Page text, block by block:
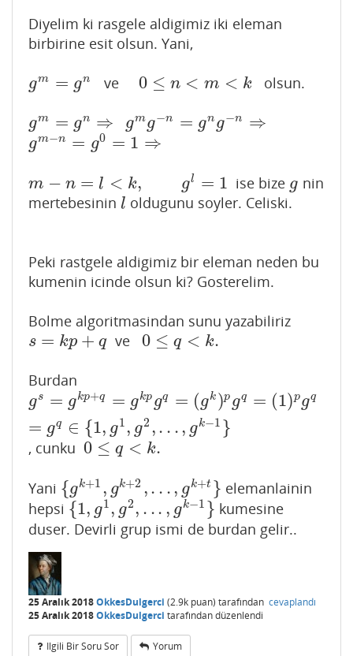
Diyelim ki rasgele aldigimiz iki eleman
birbirine esit olsun. Yani,
gm = gn
gm =gn ve 0 ≤ n < m < k
0≤n<m <k olsun.
gm = gn ⇒
gm =gn ⇒ gmg−n = gn g−n ⇒
gmg−n= gn g−n⇒
gm−n = g0 = 1 ⇒
gm−n =g0 =1 ⇒
m − n = l < k,
m− n=l< k, gl = 1
gl= 1 ise bize g
g nin
mertebesinin l
l oldugunu soyler. Celiski.
Peki rastgele aldigimiz bir eleman neden bu
kumenin icinde olsun ki? Gosterelim.
Bolme algoritmasindan sunu yazabiliriz
s = kp + q
s=kp +q ve0 ≤ q < k.
0≤q<k.
Burdan
gs = gkp+q = gkp gq = (gk )p gq = (1)pgq
= gq ∈ {1, g1, g2 ,. . ., gk−1 }
gs =gk p+q=g kpg q=(gk) pgq=(1)pgq= gq ∈{1,g1,
, cunku 0 ≤ q < k.
0≤q<k.
Yani {gk+1 , gk+2 ,. . ., gk+t }
{ gk+1,g k+2,.. ., g k + t}
elemanlainin
hepsi {1, g1, g2, . .. , gk−1 }
{ 1,g 1,g2,...,gk−1}
kumesine
duser. Devirli grup ismi de burdan gelir..
25 Aralık 2018OkkesDulgerci (2.9k puan) tarafından cevaplandı
25 Aralık 2018OkkesDulgerci tarafındandüzenlendi
Ilgili Bir Soru Sor Yorum